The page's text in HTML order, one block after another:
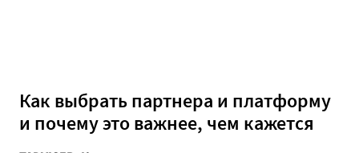
Как выбрать партнера и платформу
и почему это важнее, чем кажется